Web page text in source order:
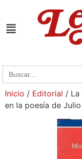
Search
for:
Inicio / Editorial / La
en la poesía de